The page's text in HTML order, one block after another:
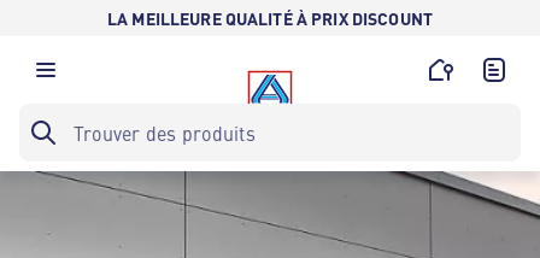
LA MEILLEURE QUALITÉ À PRIX DISCOUNT